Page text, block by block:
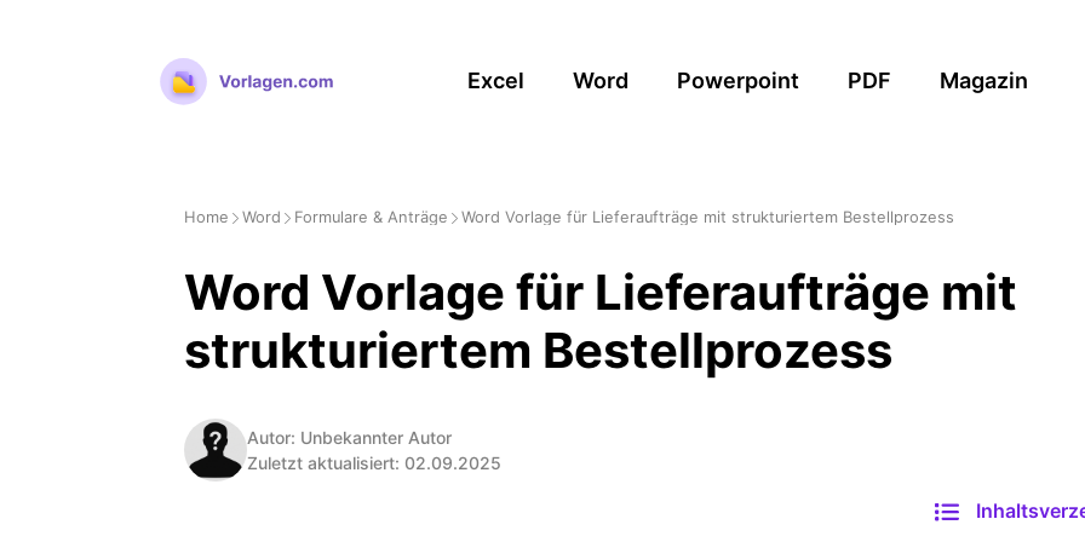
Excel Word Powerpoint PDF Magazin
Home Word Formulare & Anträge Word Vorlage für Lieferaufträge mit strukturiertem Bestellprozess
Word Vorlage für Lieferaufträge mit
strukturiertem Bestellprozess
Autor: Unbekannter Autor
Zuletzt aktualisiert: 02.09.2025